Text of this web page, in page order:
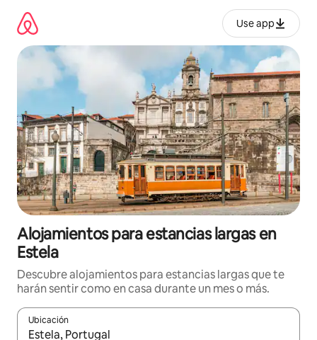
contenido
Use app
Alojamientos para estancias largas en
Estela
Descubre alojamientos para estancias largas que te
harán sentir como en casa durante un mes o más.
Ubicación
Cuando los resultados estén disponibles, podrás navegar